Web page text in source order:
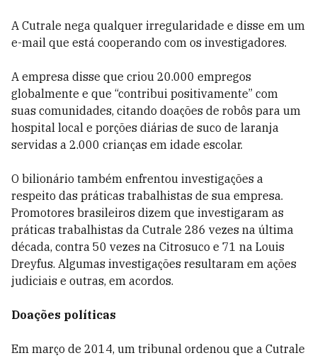
A Cutrale nega qualquer irregularidade e disse em um
e-mail que está cooperando com os investigadores.
A empresa disse que criou 20.000 empregos
globalmente e que “contribui positivamente” com
suas comunidades, citando doações de robôs para um
hospital local e porções diárias de suco de laranja
servidas a 2.000 crianças em idade escolar.
O bilionário também enfrentou investigações a
respeito das práticas trabalhistas de sua empresa.
Promotores brasileiros dizem que investigaram as
práticas trabalhistas da Cutrale 286 vezes na última
década, contra 50 vezes na Citrosuco e 71 na Louis
Dreyfus. Algumas investigações resultaram em ações
judiciais e outras, em acordos.
Doações políticas
Em março de 2014, um tribunal ordenou que a Cutrale